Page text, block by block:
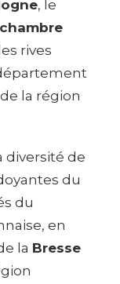
, le
chambre
rives
la région
diversité de
du
du
en
la Bresse